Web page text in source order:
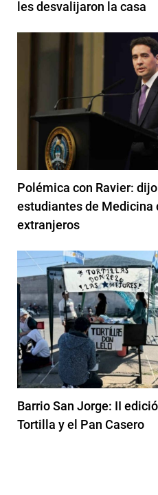
les desvalijaron la casa
Polémica con Ravier:
estudiantes de Medicina
extranjeros
Barrio San Jorge: II
Tortilla y el Pan Casero